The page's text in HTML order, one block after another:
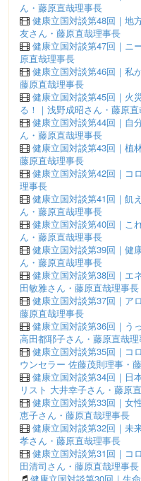
ん・藤原直哉理事長
健康立国対談第48回｜地
友さん・藤原直哉理事長
健康立国対談第47回｜ニ
原直哉理事長
健康立国対談第46回｜私
藤原直哉理事長
健康立国対談第45回｜火
る！｜浅野成昭さん・藤原
健康立国対談第44回｜自
ん・藤原直哉理事長
健康立国対談第43回｜植
藤原直哉理事長
健康立国対談第42回｜コ
理事長
健康立国対談第41回｜飢
ん・藤原直哉理事長
健康立国対談第40回｜こ
ん・藤原直哉理事長
健康立国対談第39回｜健
ん・藤原直哉理事長
健康立国対談第38回｜エ
田敏雅さん・藤原直哉理事長
健康立国対談第37回｜ア
藤原直哉理事長
健康立国対談第36回｜う
高田都耶子さん・藤原直哉
健康立国対談第35回｜コ
ウンセラー 佐藤茂則理事・
健康立国対談第34回｜日
リスト 大井幸子さん・藤原
健康立国対談第33回｜
恵子さん・藤原直哉理事長
健康立国対談第32回｜未
孝さん・藤原直哉理事長
健康立国対談第31回｜コ
田清司さん・藤原直哉理事長